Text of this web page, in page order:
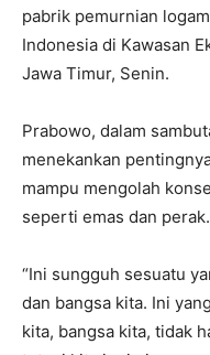
pabrik pemurnian
Indonesia di Kawasan
Jawa Timur, Senin.
Prabowo, dalam
menekankan
mampu mengolah
seperti emas dan perak.
“Ini sungguh sesuatu
dan bangsa kita. Ini
kita, bangsa kita, tidak